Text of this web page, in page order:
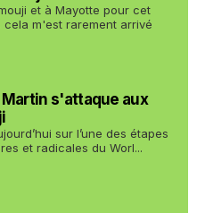
et à Mayotte pour cet
m'est rarement arrivé
s'attaque aux
sur l’une des étapes
et radicales du Worl...